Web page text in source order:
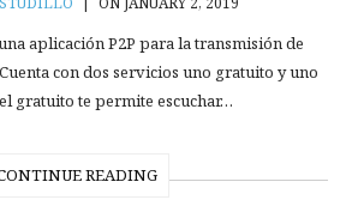
aplicación P2P para la transmisión de
con dos servicios uno gratuito y uno
gratuito te permite escuchar…
READING